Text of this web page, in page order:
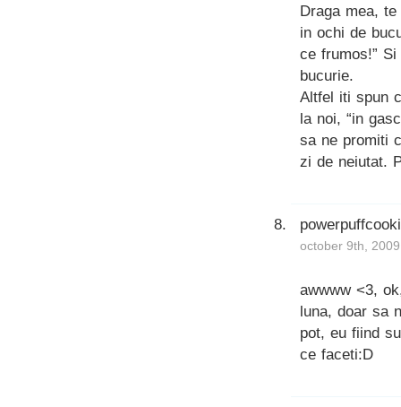
Draga mea,
in ochi de
ce frumos!”
bucurie.
Altfel iti spun
la noi, “in
sa ne promiti
zi de neiutat.
october 9th,
awwww <3,
luna, doar sa
pot, eu fiind
ce faceti:D